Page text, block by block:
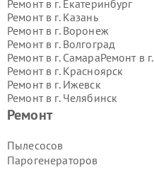
Ремонт
Пылесосов
Парогенераторов
Ремонт в г. Екатеринбург
Ремонт в г. Казань
Ремонт в г. Воронеж
Ремонт в г. Волгоград
Ремонт в г. СамараРемонт в г.
Ремонт в г. Красноярск
Ремонт в г. Ижевск
Ремонт в г. Челябинск
Ремонт в г.
Ремонт в г.
Ремонт в г.Саратов
Ремонт в г.Барнаул